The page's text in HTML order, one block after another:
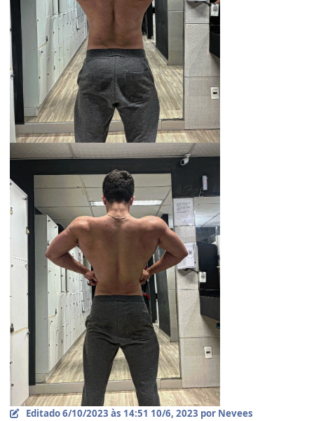
Editado6/10/2023 às 14:51 10/6, 2023 por Nevees